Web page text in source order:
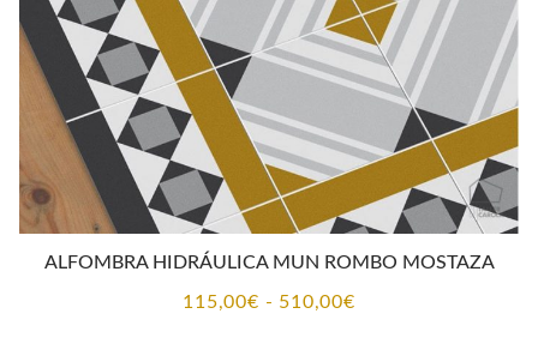
ALFOMBRA HIDRÁULICA MUN ROMBO MOSTAZA
115,00€ - 510,00€Rango